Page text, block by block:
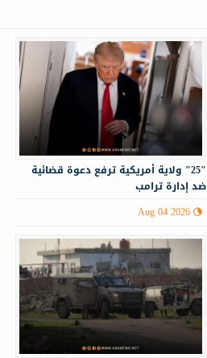
"25" ولاية أمريكية ترفع دعوة قضائية
ضد إدارة ترامب
Aug 04 2026